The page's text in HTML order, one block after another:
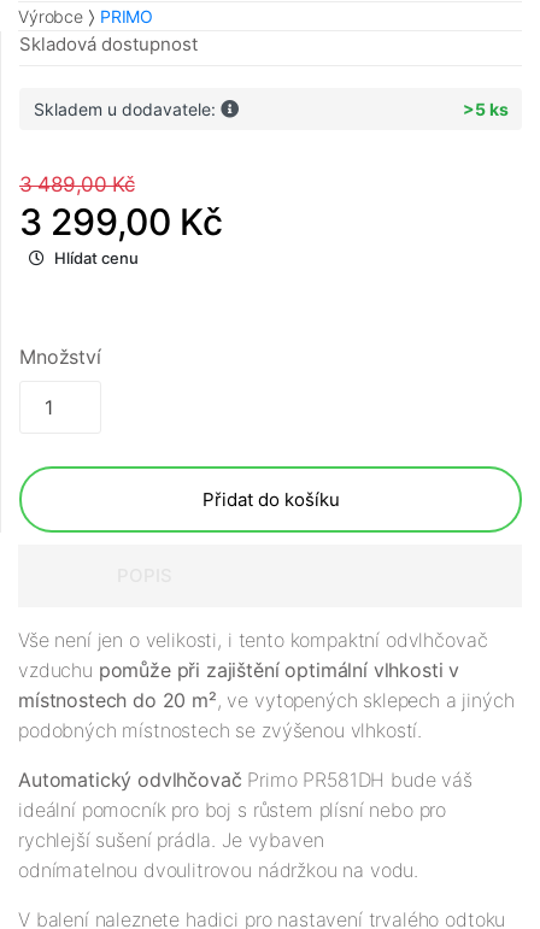
Výrobce
PRIMO
Skladová dostupnost
Skladem u dodavatele: >5 ks
3 489,00 Kč
3 299,00 Kč
Hlídat cenu
Množství
Přidat do košíku
Vše není jen o velikosti, i tento kompaktní odvlhčovač
vzduchu pomůže při zajištění optimální vlhkosti v
místnostech do 20 m², ve vytopených sklepech a jiných
podobných místnostech se zvýšenou vlhkostí.
Automatický odvlhčovač Primo PR581DH bude váš
ideální pomocník pro boj s růstem plísní nebo pro
rychlejší sušení prádla. Je vybaven
odnímatelnou dvoulitrovou nádržkou na vodu.
V balení naleznete hadici pro nastavení trvalého odtoku